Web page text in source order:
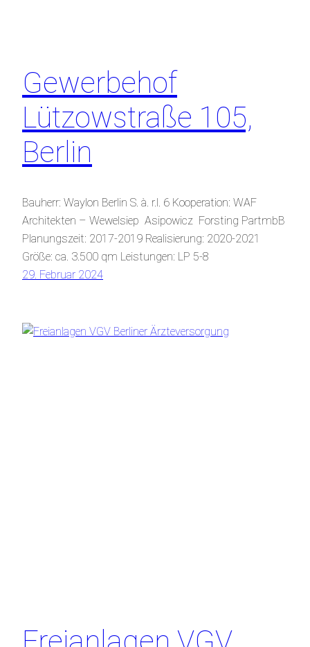
Gewerbehof
Lützowstraße 105,
Berlin
Bauherr: Waylon Berlin S. à. r.l. 6 Kooperation: WAF
Architekten – Wewelsiep Asipowicz Forsting PartmbB
Planungszeit: 2017-2019 Realisierung: 2020-2021
Größe: ca. 3.500 qm Leistungen: LP 5-8
29. Februar 2024